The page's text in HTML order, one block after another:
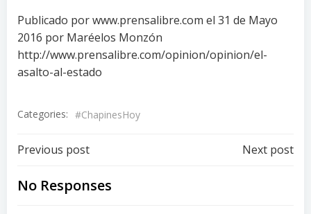
Publicado por www.prensalibre.com el 31 de Mayo
2016 por Maréelos Monzón
http://www.prensalibre.com/opinion/opinion/el-
asalto-al-estado
Categories: #ChapinesHoy
Post
navigation
Previous post Next post
No Responses